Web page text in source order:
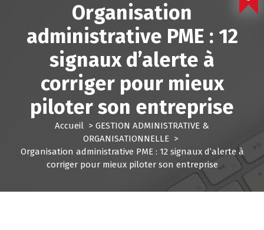
Organisation
administrative PME : 12
signaux d’alerte à
corriger pour mieux
piloter son entreprise
Accueil > GESTION ADMINISTRATIVE &
ORGANISATIONNELLE >
Organisation administrative PME : 12 signaux d’alerte à
corriger pour mieux piloter son entreprise
GESTION ADMINISTRATIVE & ORGANISATIONNELLE
GESTION FISCALE ET CONFORMITÉ